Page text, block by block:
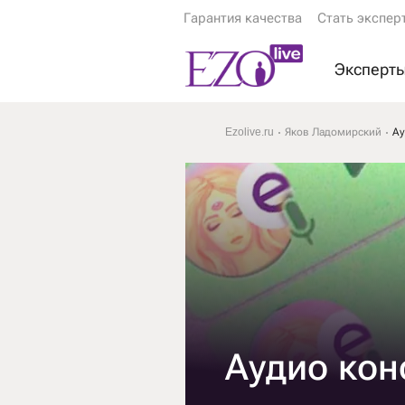
Гарантия качества Стать
Астрологи
Гадалки
Тарологи
Еще
Ezolive.ru Яков Ладомирский
Аудио